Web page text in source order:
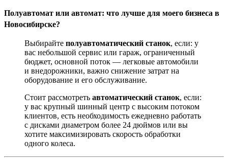
Полуавтомат или автомат: что лучше для моего бизнеса в
Новосибирске?
Выбирайте полуавтоматический станок, если: у
вас небольшой сервис или гараж, ограниченный
бюджет, основной поток — легковые автомобили
и внедорожники, важно снижение затрат на
оборудование и его обслуживание.
Стоит рассмотреть автоматический станок, если:
у вас крупный шинный центр с высоким потоком
клиентов, есть необходимость ежедневно работать
с дисками диаметром более 24 дюймов или вы
хотите максимизировать скорость обработки
одного колеса.